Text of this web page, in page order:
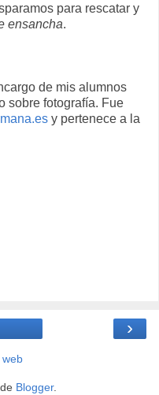
para rescatar y
ensancha.
de mis alumnos
sobre fotografía. Fue
y pertenece a la
›
Blogger.